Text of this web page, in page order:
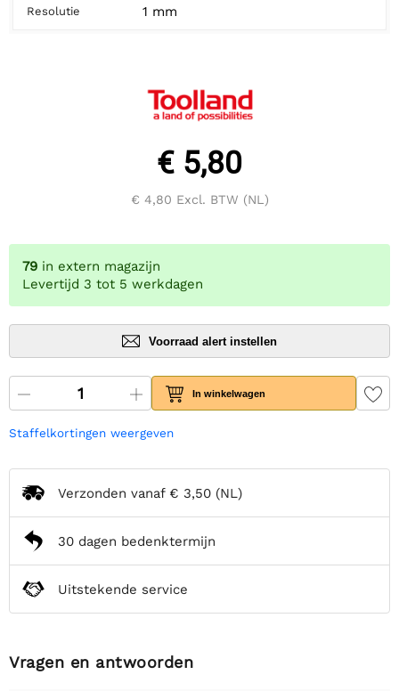
Resolutie 1 mm
€ 5,80
€ 4,80 Excl. BTW (NL)
79 in extern magazijn
Levertijd 3 tot 5 werkdagen
Voorraad alert instellen
In winkelwagen
Staffelkortingen weergeven
Verzonden vanaf € 3,50 (NL)
30 dagen bedenktermijn
Uitstekende service
Vragen en antwoorden